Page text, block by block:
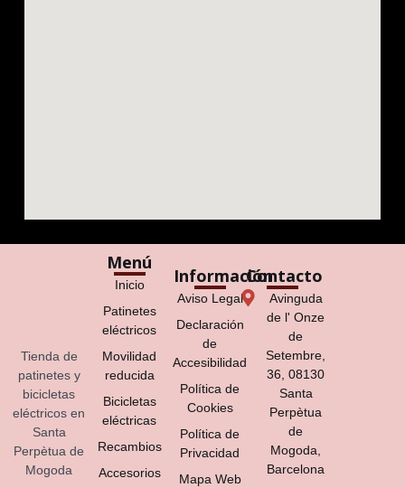
Tienda de
patinetes y
bicicletas
eléctricos en
Santa
Perpètua de
Mogoda
Menú
Inicio
Patinetes
eléctricos
Movilidad
reducida
Bicicletas
eléctricas
Recambios
Accesorios
Información
Aviso Legal
Declaración
de
Accesibilidad
Política de
Cookies
Política de
Privacidad
Mapa Web
Contacto
Avinguda
de l' Onze
de
Setembre,
36, 08130
Santa
Perpètua
de
Mogoda,
Barcelona